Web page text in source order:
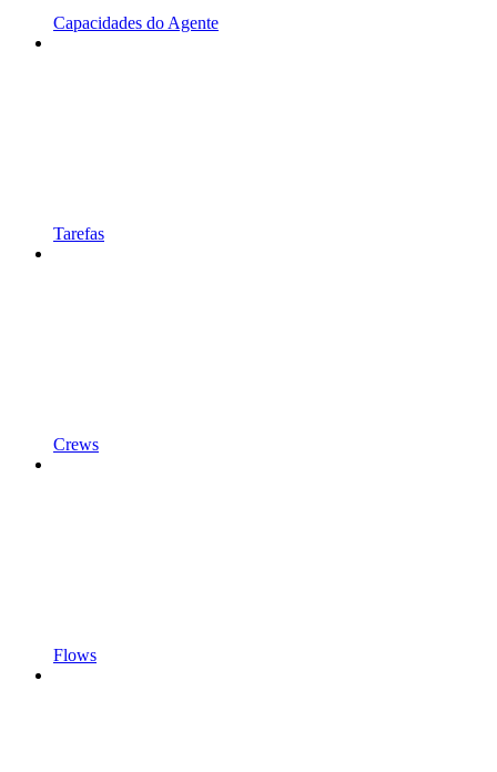
Capacidades do Agente
Tarefas
Crews
Flows